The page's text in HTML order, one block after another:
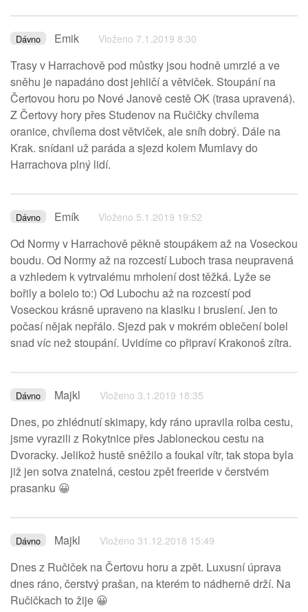
Dávno Emik Vloženo 7.1.2019 8:30
Trasy v Harrachově pod můstky jsou hodně umrzlé a ve
sněhu je napadáno dost jehličí a větviček. Stoupání na
Čertovou horu po Nové Janově cestě OK (trasa upravená).
Z Čertovy hory přes Studenov na Ručičky chvílema
oranice, chvílema dost větviček, ale sníh dobrý. Dále na
Krak. snídani už paráda a sjezd kolem Mumlavy do
Harrachova plný lidí.
Dávno Emík Vloženo 5.1.2019 19:52
Od Normy v Harrachově pěkně stoupákem až na Voseckou
boudu. Od Normy až na rozcestí Luboch trasa neupravená
a vzhledem k vytrvalému mrholení dost těžká. Lyže se
bořily a bolelo to:) Od Lubochu až na rozcestí pod
Voseckou krásně upraveno na klasiku i bruslení. Jen to
počasí nějak nepřálo. Sjezd pak v mokrém oblečení bolel
snad víc než stoupání. Uvidíme co připraví Krakonoš zítra.
Dávno Majkl Vloženo 3.1.2019 18:35
Dnes, po zhlédnutí skimapy, kdy ráno upravila rolba cestu,
jsme vyrazili z Rokytnice přes Jabloneckou cestu na
Dvoracky. Jelikož hustě sněžilo a foukal vítr, tak stopa byla
již jen sotva znatelná, cestou zpět freeride v čerstvém
prasanku 😀
Dávno Majkl Vloženo 31.12.2018 15:49
Dnes z Ručiček na Čertovu horu a zpět. Luxusní úprava
dnes ráno, čerstvý prašan, na kterém to nádherně drží. Na
Ručičkach to žije 😀